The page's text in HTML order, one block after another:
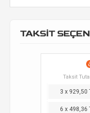
TAKSİT
Taksit
3 x 929,50
6 x 498,36